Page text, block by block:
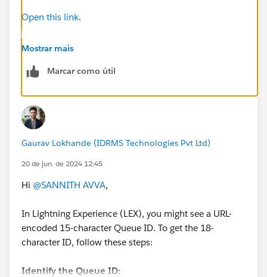
Open this link.
If you still need further assistance, please let me know.
If this resolves your query, kindly mark it as the best
Thank you.
Mostrar mais
Marcar como útil
Gaurav Lokhande (IDRMS Technologies Pvt Ltd)
20 de jun. de 2024 12:45
Hi @SANNITH AVVA,
In Lightning Experience (LEX), you might see a URL-
encoded 15-character Queue ID. To get the 18-
character ID, follow these steps:
Identify the Queue ID: